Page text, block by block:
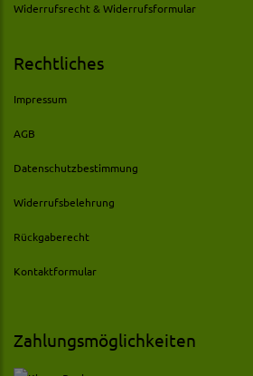
Widerrufsrecht & Widerrufsformular
Rechtliches
Impressum
AGB
Datenschutzbestimmung
Widerrufsbelehrung
Rückgaberecht
Kontaktformular
Zahlungsmöglichkeiten